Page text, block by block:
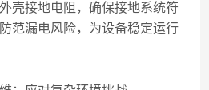
壳接地电阻，确保接地系统符
范漏电风险，为设备稳定运行